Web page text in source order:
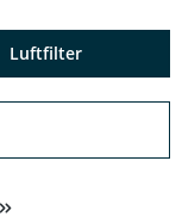
Luftfilter